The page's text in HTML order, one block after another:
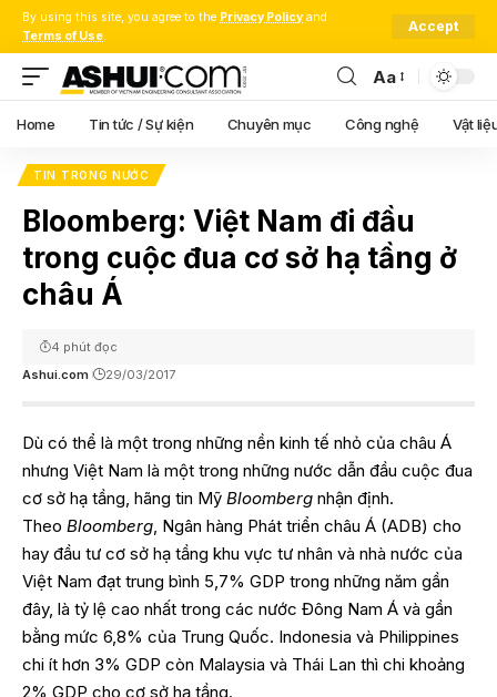
By using this site, you agree to the Privacy Policy and
Terms of Use.
Accept
Font
Resizer
Aa
Home Tin tức / Sự kiện Chuyên mục Công nghệ Vật
TIN TRONG NƯỚC
Bloomberg: Việt Nam đi đầu
trong cuộc đua cơ sở hạ tầng ở
châu Á
Ashui.com 29/03/2017
4 phút đọc
Dù có thể là một trong những nền kinh tế nhỏ của châu Á
nhưng Việt Nam là một trong những nước dẫn đầu cuộc đua
cơ sở hạ tầng, hãng tin Mỹ Bloomberg nhận định.
Theo Bloomberg, Ngân hàng Phát triển châu Á (ADB) cho
hay đầu tư cơ sở hạ tầng khu vực tư nhân và nhà nước của
Việt Nam đạt trung bình 5,7% GDP trong những năm gần
đây, là tỷ lệ cao nhất trong các nước Đông Nam Á và gần
bằng mức 6,8% của Trung Quốc. Indonesia và Philippines
chi ít hơn 3% GDP còn Malaysia và Thái Lan thì chi khoảng
2% GDP cho cơ sở hạ tầng.